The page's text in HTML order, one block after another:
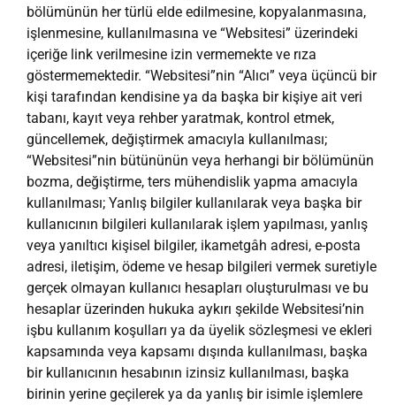
bölümünün her türlü elde edilmesine, kopyalanmasına,
işlenmesine, kullanılmasına ve “Websitesi” üzerindeki
içeriğe link verilmesine izin vermemekte ve rıza
göstermemektedir. “Websitesi”nin “Alıcı” veya üçüncü bir
kişi tarafından kendisine ya da başka bir kişiye ait veri
tabanı, kayıt veya rehber yaratmak, kontrol etmek,
güncellemek, değiştirmek amacıyla kullanılması;
“Websitesi”nin bütününün veya herhangi bir bölümünün
bozma, değiştirme, ters mühendislik yapma amacıyla
kullanılması; Yanlış bilgiler kullanılarak veya başka bir
kullanıcının bilgileri kullanılarak işlem yapılması, yanlış
veya yanıltıcı kişisel bilgiler, ikametgâh adresi, e-posta
adresi, iletişim, ödeme ve hesap bilgileri vermek suretiyle
gerçek olmayan kullanıcı hesapları oluşturulması ve bu
hesaplar üzerinden hukuka aykırı şekilde Websitesi’nin
işbu kullanım koşulları ya da üyelik sözleşmesi ve ekleri
kapsamında veya kapsamı dışında kullanılması, başka
bir kullanıcının hesabının izinsiz kullanılması, başka
birinin yerine geçilerek ya da yanlış bir isimle işlemlere